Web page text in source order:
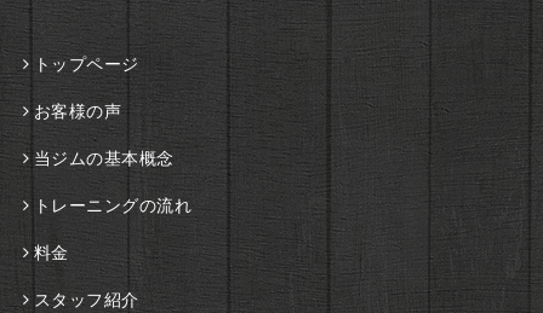
トップページ
お客様の声
当ジムの基本概念
トレーニングの流れ
料金
スタッフ紹介